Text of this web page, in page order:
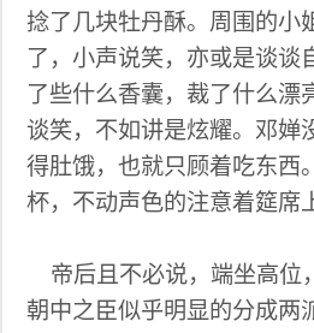
捻了几块牡丹酥。周围的小
了，小声说笑，亦或是谈谈
了些什么香囊，裁了什么漂
谈笑，不如讲是炫耀。邓婵
得肚饿，也就只顾着吃东西
杯，不动声色的注意着筵席
帝后且不必说，端坐高位
朝中之臣似乎明显的分成两